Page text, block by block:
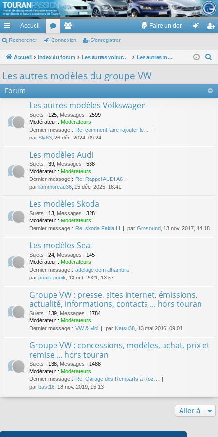
TouranPassion
Le forum des propriétaires ou futurs acquéreurs du Volkswagen Touran
cc
ès
pi
de
Accueil
or
u
s
e
m
es
Faire un don
ne
on
nr
ist
re
Rechercher Connexion S’enregistrer
Accueil Index du forum Les autres voitures et ce qui touche à la voiture Les autres modèles du groupe VW
Les autres modèles du groupe VW
Forum
Les autres modèles Volkswagen
Sujets : 125 Messages : 2599
Modérateur : Modérateurs
Dernier message : Re: comment faire rajouter le…
par Sly83 , 26 déc. 2024, 09:24
Les modèles Audi
Sujets : 39 Messages : 538
Modérateur : Modérateurs
Dernier message : Re: Rappel AUDI A6
par liammoreau36 , 15 déc. 2025, 18:41
Les modèles Skoda
Sujets : 13 Messages : 328
Modérateur : Modérateurs
Dernier message : Re: skoda Fabia III par Grosound , 13 nov. 2017, 14:18
Les modèles Seat
Sujets : 24 Messages : 145
Modérateur : Modérateurs
Dernier message : attelage oem alhambra
par pouik-pouik , 13 oct. 2021, 13:57
Groupe VW : presse, sites internet, émissions,
actualité, informations, contacts ... hors touran
Sujets : 139 Messages : 1784
Modérateur : Modérateurs
Dernier message : VW & Moi par Natsu38 , 13 mai 2016, 09:01
Groupe VW : concessions, modèles, achat, prix et
remise ... hors touran
Sujets : 138 Messages : 1488
Modérateur : Modérateurs
Dernier message : Re: Garage des Remparts à Roz…
par bast16 , 18 nov. 2019, 15:13
Aller à
Qui est en ligne